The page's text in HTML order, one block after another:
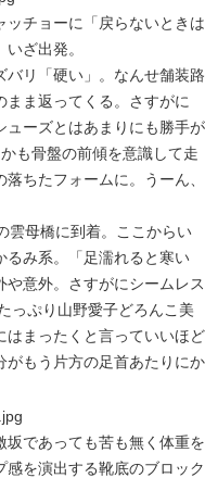
チョーに「戻らないときは
ざ出発。
バリ「硬い」。なんせ舗装路
まま返ってくる。さすがに
ューズとはあまりにも勝手が
も骨盤の前傾を意識して走
ちたフォームに。うーん、
母橋に到着。ここからい
るみ系。「足濡れると寒い
や意外。さすがにシームレス
っぷり山野愛子どろんこ美
はまったくと言っていいほど
がもう片方の足首あたりにか
であっても苦も無く体重を
を演出する靴底のブロック